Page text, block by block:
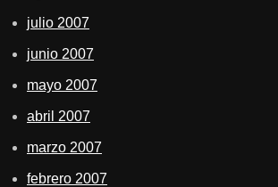
julio 2007
junio 2007
mayo 2007
abril 2007
marzo 2007
febrero 2007